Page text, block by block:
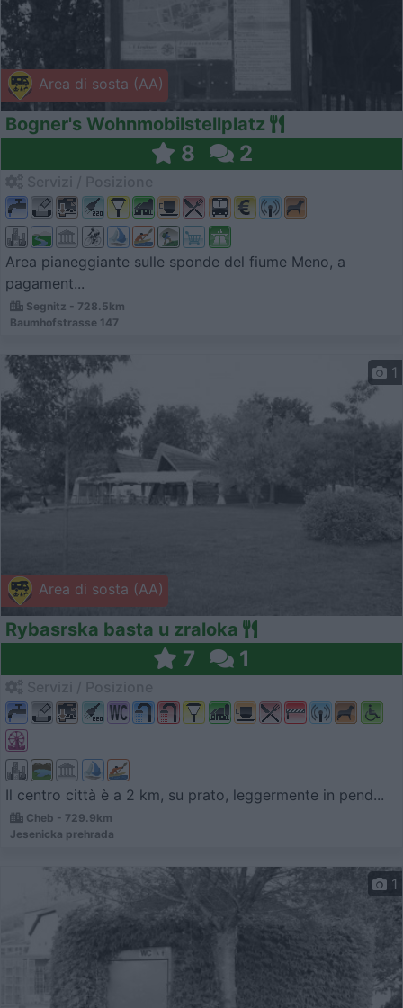
Area di sosta (AA)
Bogner's Wohnmobilstellplatz
8 2
Area pianeggiante sulle sponde del fiume Meno, a
pagament...
Segnitz - 728.5km
Baumhofstrasse 147
Area di sosta (AA)
1
Rybasrska basta u zraloka
7 1
Il centro città è a 2 km, su prato, leggermente in pend...
Cheb - 729.9km
Jesenicka prehrada
1